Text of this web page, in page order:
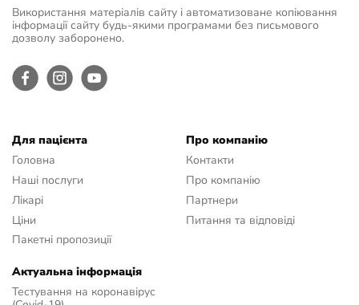
Використання матеріалів сайту і автоматизоване копіювання
інформації сайту будь-якими програмами без письмового
дозволу заборонено.
Для пацієнта
Головна
Наші послуги
Лікарі
Ціни
Пакетні пропозиції
Про компанію
Контакти
Про компанію
Партнери
Питання та відповіді
Актуальна інформація
Тестування на коронавірус